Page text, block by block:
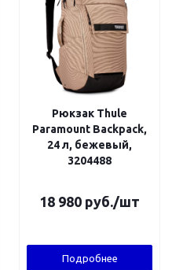
Рюкзак Thule
Paramount Backpack,
24 л, бежевый,
3204488
18 980 руб./шт
Подробнее